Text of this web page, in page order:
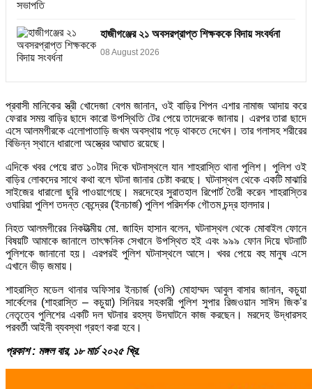
হাজীগঞ্জের ২১ অবসরপ্রাপ্ত শিক্ষককে বিদায় সংবর্ধনা
08 August 2026
প্রবাসী মানিকের স্ত্রী খোদেজা বেগম জানান, ওই বাড়ির শিপন এশার নামাজ আদায় করে
ফেরার সময় বাড়ির ছাদে কারো উপস্থিতি টের পেয়ে তাদেরকে জানায়। এরপর তারা ছাদে
এসে আলমগীরকে এলোপাতাড়ি জখম অবস্থায় পড়ে থাকতে দেখেন। তার গলাসহ শরীরের
বিভিন্ন স্থানে ধারালো অস্ত্রের আঘাত রয়েছে।
এদিকে খবর পেয়ে রাত ১০টার দিকে ঘটনাস্থলে যান শাহরাস্তি থানা পুলিশ। পুলিশ ওই
বাড়ির লোকদের সাথে কথা বলে ঘটনা জানার চেষ্টা করছে। ঘটনাস্থল থেকে একটি মাঝারি
সাইজের ধারালো ছুরি পাওয়াগেছে। মরদেহের সুরাতহাল রিপোর্ট তৈরী করেন শাহরাস্তির
ওঘারিয়া পুলিশ তদন্ত কেন্দ্রের (ইনচার্জ) পুলিশ পরিদর্শক গৌতম চন্দ্র হালদার।
নিহত আলমগীরের নিকটাত্মীয় মো. জাহিদ হাসান বলেন, ঘটনাস্থল থেকে মোবাইল ফোনে
বিষয়টি আমাকে জানালে তাৎক্ষনিক সেখানে উপস্থিত হই এবং ৯৯৯ ফোন দিয়ে ঘটনাটি
পুলিশকে জানানো হয়। এরপরই পুলিশ ঘটনাস্থলে আসে। খবর পেয়ে বহু মানুষ এসে
এখানে ভীড় জমায়।
শাহরাস্তি মডেল থানার অফিসার ইনচার্জ (ওসি) মোহাম্মদ আবুল বাসার জানান, কচুয়া
সার্কেলের (শাহরাস্তি – কচুয়া) সিনিয়র সহকারী পুলিশ সুপার রিজওয়ান সাঈদ জিক’র
নেতৃত্বে পুলিশের একটি দল ঘটনার রহস্য উদঘাটনে কাজ করছেন। মরদেহ উদ্ধারসহ
পরবর্তী আইনী ব্যবস্থা গ্রহণ করা হবে।
প্রকাশ : মঙ্গল বার, ১৮ মার্চ ২০২৫ খ্রি.